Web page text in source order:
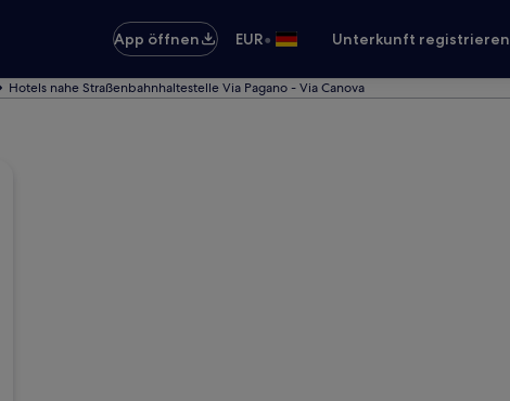
App öffnen EUR• Unterkunft registrieren
Hotels nahe Straßenbahnhaltestelle Via Pagano - Via Canova